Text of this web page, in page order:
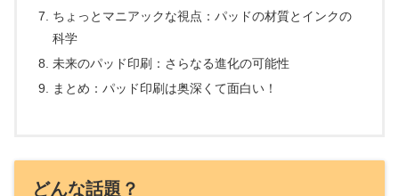
ちょっとマニアックな視点：パッドの材質とインクの
科学
未来のパッド印刷：さらなる進化の可能性
まとめ：パッド印刷は奥深くて面白い！
どんな話題？